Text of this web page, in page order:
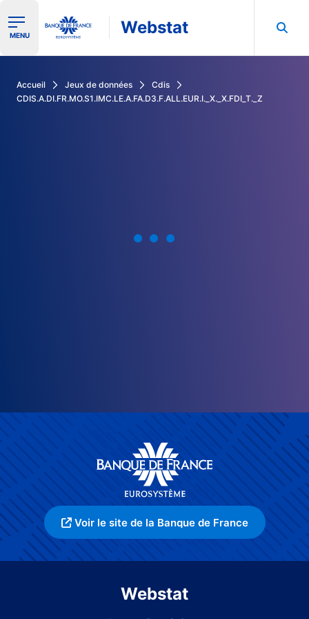
Ouvrir le menu de navigation
MENU Webstat
Accueil Jeux de données
Cdis
CDIS.A.DI.FR.MO.S1.IMC.LE.A.FA.D3.F.ALL.EUR.I._X._X.FDI_T._Z
Voir le site de la Banque de France
Webstat